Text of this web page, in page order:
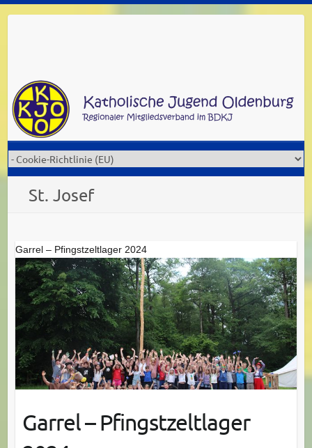
St. Josef
Garrel – Pfingstzeltlager 2024
Garrel – Pfingstzeltlager